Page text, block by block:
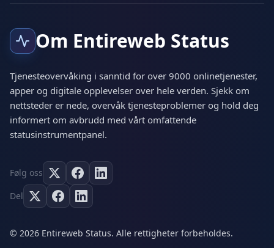
Om Entireweb Status
Tjenesteovervåking i sanntid for over 9000 onlinetjenester,
apper og digitale opplevelser over hele verden. Sjekk om
nettsteder er nede, overvåk tjenesteproblemer og hold deg
informert om avbrudd med vårt omfattende
statusinstrumentpanel.
Følg oss
Del
© 2026 Entireweb Status. Alle rettigheter forbeholdes.